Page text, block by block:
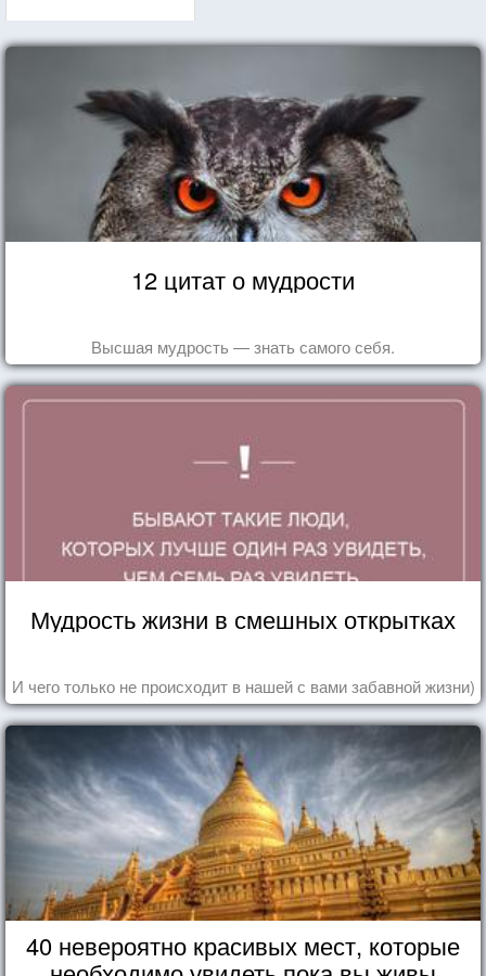
12 цитат о мудрости
Высшая мудрость — знать самого себя.
Мудрость жизни в смешных открытках
И чего только не происходит в нашей с вами забавной жизни)
40 невероятно красивых мест, которые